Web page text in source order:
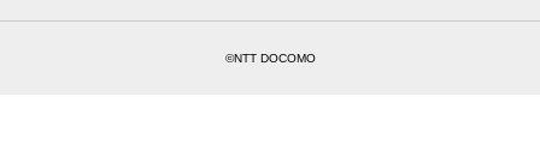
©NTT DOCOMO